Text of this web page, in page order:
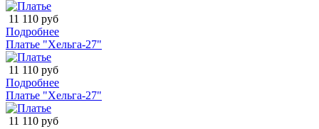
11 110 руб
Подробнее
Платье "Хельга-27"
11 110 руб
Подробнее
Платье "Хельга-27"
11 110 руб